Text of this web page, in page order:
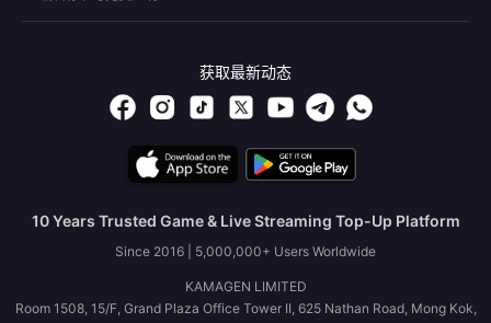
获取最新动态
10 Years Trusted Game & Live Streaming Top-Up Platform
Since 2016 | 5,000,000+ Users Worldwide
KAMAGEN LIMITED
Room 1508, 15/F, Grand Plaza Office Tower II, 625 Nathan Road, Mong Kok,